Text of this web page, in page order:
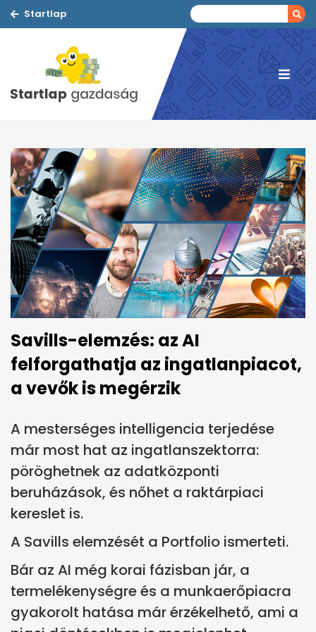
Startlap
Savills-elemzés: az AI
felforgathatja az ingatlanpiacot,
a vevők is megérzik
A mesterséges intelligencia terjedése
már most hat az ingatlanszektorra:
pöröghetnek az adatközponti
beruházások, és nőhet a raktárpiaci
kereslet is.
A Savills elemzését a Portfolio ismerteti.
Bár az AI még korai fázisban jár, a
termelékenységre és a munkaerőpiacra
gyakorolt hatása már érzékelhető, ami a